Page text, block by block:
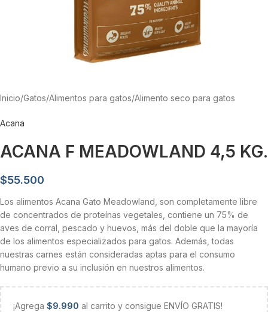
Inicio/Gatos/Alimentos para gatos/Alimento seco para gatos
Acana
ACANA F MEADOWLAND 4,5 KG.
$55.500
Los alimentos Acana Gato Meadowland, son completamente libre
de concentrados de proteínas vegetales, contiene un 75% de
aves de corral, pescado y huevos, más del doble que la mayoría
de los alimentos especializados para gatos. Además, todas
nuestras carnes están consideradas aptas para el consumo
humano previo a su inclusión en nuestros alimentos.
¡Agrega $9.990 al carrito y consigue ENVÍO GRATIS!